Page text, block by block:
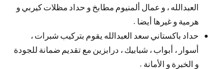
العبدالله ، و عمال ألمنيوم مطابخ و حداد مظلات كيربي و
هرمية و غيرها أيضا .
حداد باكستاني سعد العبدالله يقوم بتركيب شبرات ،
أسوار ، أبواب ، شبابيك ، درابزين مع تقديم ضمانة للجودة
و الخبرة و الأمانة .